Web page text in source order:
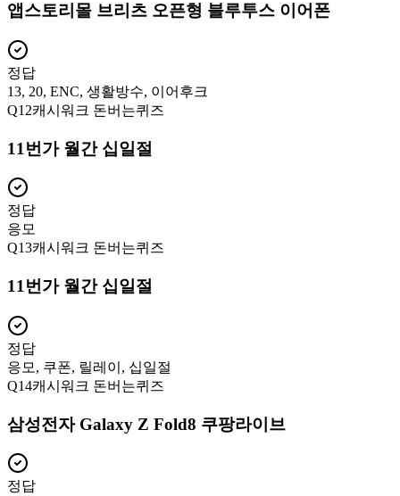
앱스토리몰 브리츠 오픈형 블루투스 이어폰
정답
13, 20, ENC, 생활방수, 이어후크
Q12캐시워크 돈버는퀴즈
11번가 월간 십일절
정답
응모
Q13캐시워크 돈버는퀴즈
11번가 월간 십일절
정답
응모, 쿠폰, 릴레이, 십일절
Q14캐시워크 돈버는퀴즈
삼성전자 Galaxy Z Fold8 쿠팡라이브
정답